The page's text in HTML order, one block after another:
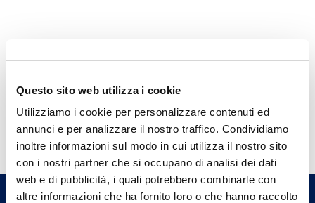
Questo sito web utilizza i cookie
Utilizziamo i cookie per personalizzare contenuti ed
annunci e per analizzare il nostro traffico. Condividiamo
inoltre informazioni sul modo in cui utilizza il nostro sito
con i nostri partner che si occupano di analisi dei dati
web e di pubblicità, i quali potrebbero combinarle con
altre informazioni che ha fornito loro o che hanno raccolto
Hai bisogno di
informazioni?
Trova l'Agenzia più vicina a te e parla con
un nostro Agente.